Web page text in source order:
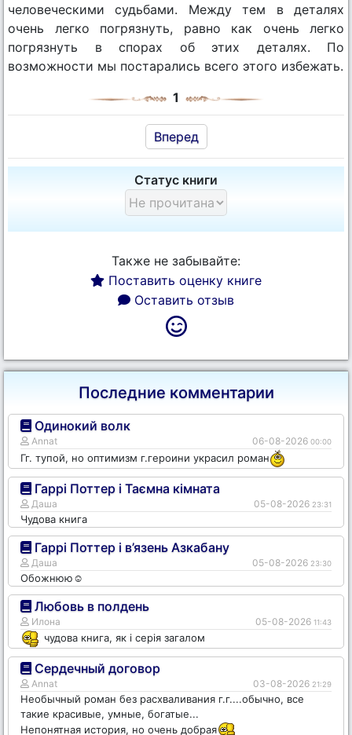
человеческими судьбами. Между тем в деталях
очень легко погрязнуть, равно как очень легко
погрязнуть в спорах об этих деталях. По
возможности мы постарались всего этого избежать.
1
Вперед
Статус книги
Также не забывайте:
Поставить оценку книге
Оставить отзыв
Последние комментарии
Одинокий волк
Annat 06-08-2026 00:00
Гг. тупой, но оптимизм г.героини украсил роман
Гаррі Поттер і Таємна кімната
Даша 05-08-2026 23:31
Чудова книга
Гаррі Поттер і в’язень Азкабану
Даша 05-08-2026 23:30
Обожнюю☺️
Любовь в полдень
Илона 05-08-2026 11:43
чудова книга, як і серія загалом
Сердечный договор
Annat 03-08-2026 21:29
Необычный роман без расхваливания г.г....обычно, все
такие красивые, умные, богатые...
Непонятная история, но очень добрая